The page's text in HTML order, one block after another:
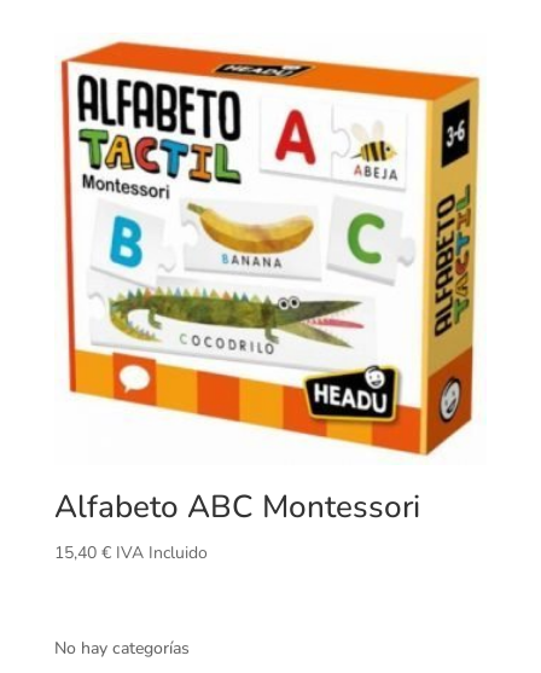
Alfabeto ABC Montessori
15,40 € IVA Incluido
No hay categorías